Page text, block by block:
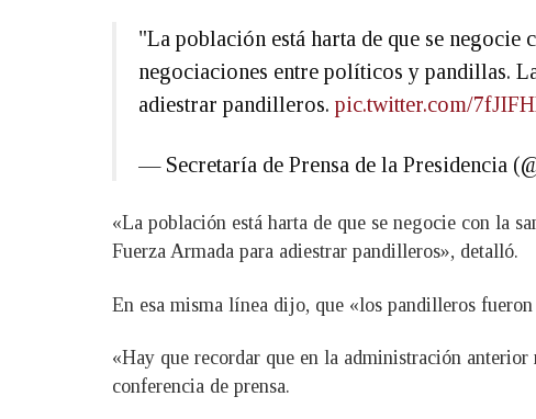
"La población está harta de que se
negociaciones entre políticos y pandillas.
adiestrar pandilleros. pic.twitter.com/
— Secretaría de Prensa de la Presidencia
«La población está harta de que se negocie con la
Fuerza Armada para adiestrar pandilleros», detalló.
En esa misma línea dijo, que «los pandilleros
«Hay que recordar que en la administración
conferencia de prensa.